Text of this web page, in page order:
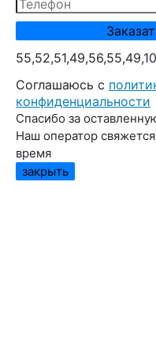
Cоглашаюсь с
конфиденциальности
Спасибо за
Наш оператор
время
закрыть